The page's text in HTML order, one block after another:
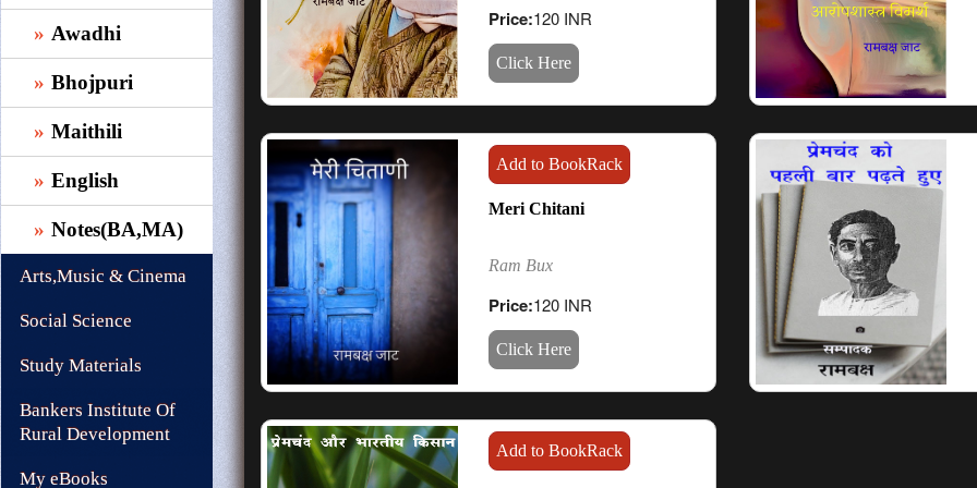
Awadhi
Bhojpuri
Maithili
English
Notes(BA,MA)
Arts,Music & Cinema
Social Science
Study Materials
Bankers Institute Of
Rural Development
My eBooks
Price:120 INR
Click Here
Add to BookRack
Meri Chitani
Ram Bux
Price:120 INR
Click Here
Add to BookRack